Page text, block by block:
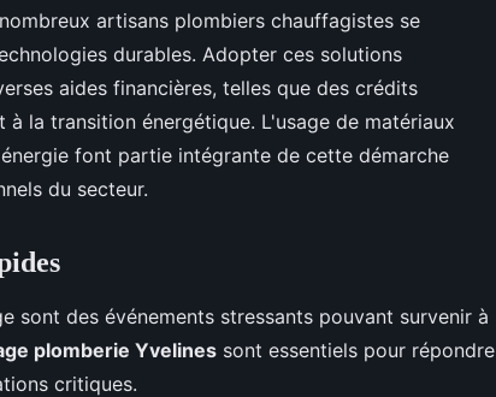
artisans plombiers chauffagistes se
durables. Adopter ces solutions
aides financières, telles que des crédits
la transition énergétique. L'usage de matériaux
font partie intégrante de cette démarche
du secteur.
sont des événements stressants pouvant survenir à
plomberie Yvelines sont essentiels pour répondre
critiques.